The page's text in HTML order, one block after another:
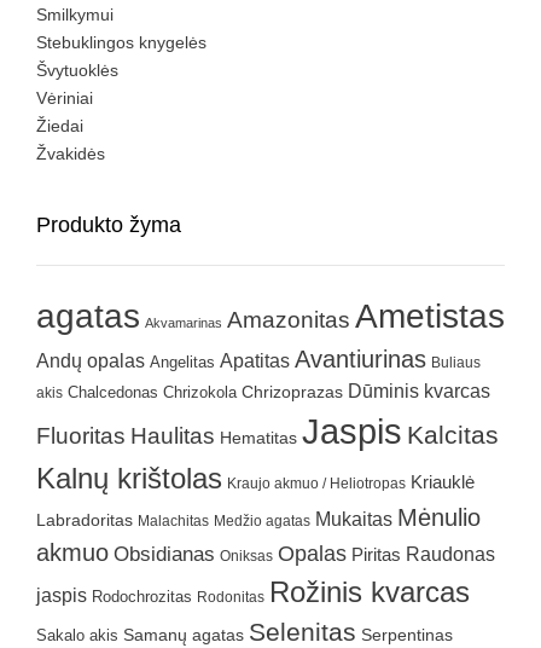
Smilkymui
Stebuklingos knygelės
Švytuoklės
Vėriniai
Žiedai
Žvakidės
Produkto žyma
agatas Akvamarinas Amazonitas Ametistas
Andų opalas Angelitas Apatitas Avantiurinas Buliaus
akis Chalcedonas Chrizokola Chrizoprazas Dūminis kvarcas
Fluoritas Haulitas Hematitas Jaspis Kalcitas
Kalnų krištolas Kraujo akmuo / Heliotropas Kriauklė
Labradoritas Malachitas Medžio agatas Mukaitas Mėnulio
akmuo Obsidianas Oniksas Opalas Piritas Raudonas
jaspis Rodochrozitas Rodonitas Rožinis kvarcas
Sakalo akis Samanų agatas Selenitas Serpentinas